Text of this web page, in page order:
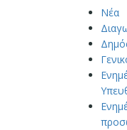
Νέα